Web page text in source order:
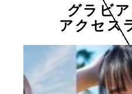
グラビ
アクセス